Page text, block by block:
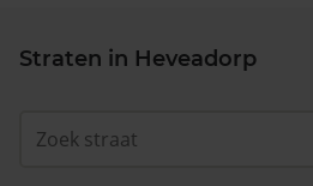
Straten in Heveadorp